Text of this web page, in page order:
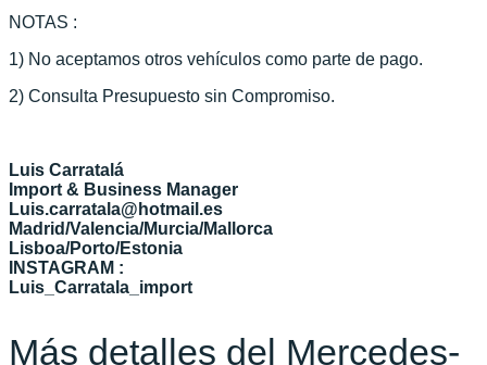
NOTAS :
1) No aceptamos otros vehículos como parte de pago.
2) Consulta Presupuesto sin Compromiso.
Luis Carratalá
Import & Business Manager
Luis.carratala@hotmail.es
Madrid/Valencia/Murcia/Mallorca
Lisboa/Porto/Estonia
INSTAGRAM :
Luis_Carratala_import
Más detalles del Mercedes-